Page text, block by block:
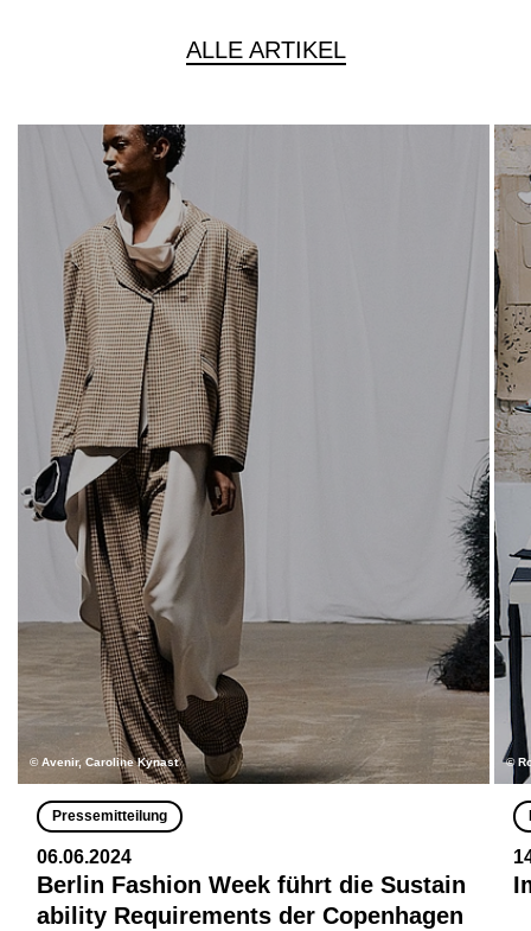
ALLE ARTIKEL
© Avenir, Caroline Kynast
Pressemitteilung
06.06.2024
Berlin Fashion Week führt die Sustain
ability Requirements der Copenhagen
©